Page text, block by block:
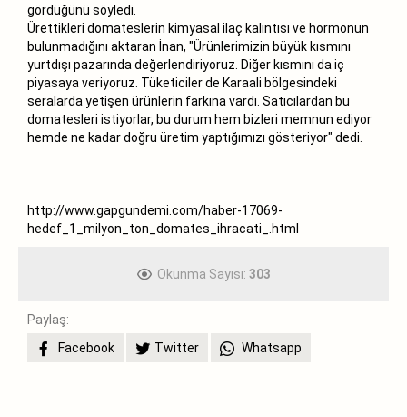
gördüğünü söyledi.
Ürettikleri domateslerin kimyasal ilaç kalıntısı ve hormonun
bulunmadığını aktaran İnan, "Ürünlerimizin büyük kısmını
yurtdışı pazarında değerlendiriyoruz. Diğer kısmını da iç
piyasaya veriyoruz. Tüketiciler de Karaali bölgesindeki
seralarda yetişen ürünlerin farkına vardı. Satıcılardan bu
domatesleri istiyorlar, bu durum hem bizleri memnun ediyor
hemde ne kadar doğru üretim yaptığımızı gösteriyor" dedi.
http://www.gapgundemi.com/haber-17069-
hedef_1_milyon_ton_domates_ihracati_.html
Okunma Sayısı: 303
Paylaş:
Facebook
Twitter Whatsapp